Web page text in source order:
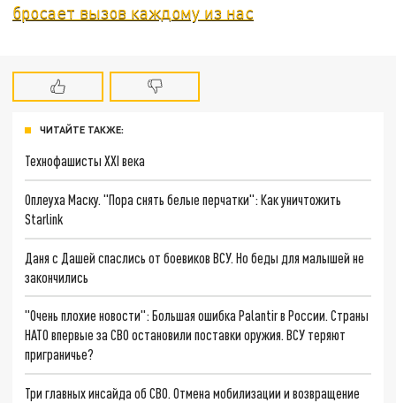
бросает вызов каждому из нас
ЧИТАЙТЕ ТАКЖЕ:
Технофашисты XXI века
Оплеуха Маску. "Пора снять белые перчатки": Как уничтожить
Starlink
Даня с Дашей спаслись от боевиков ВСУ. Но беды для малышей не
закончились
"Очень плохие новости": Большая ошибка Palantir в России. Страны
НАТО впервые за СВО остановили поставки оружия. ВСУ теряют
приграничье?
Три главных инсайда об СВО. Отмена мобилизации и возвращение